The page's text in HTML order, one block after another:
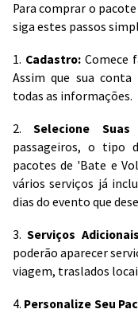
Para comprar o
siga estes passos
1. Cadastro:Comece
Assim que sua conta
todas as informações.
2.Selecione Suas
passageiros, o tipo
pacotes de 'Bate e
vários serviços já
dias do evento que
3.Serviços
poderão aparecer
viagem, traslados
4. Personalize Seu